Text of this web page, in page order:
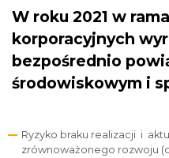
W roku 2021 w
korporacyjnych
bezpośrednio
środowiskowym i
Ryzyko braku realizacji i
zrównoważonego rozwoju